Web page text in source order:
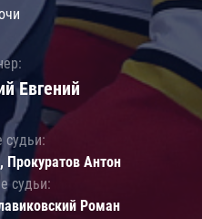
Евгений
судьи:
Антон
судьи:
Роман